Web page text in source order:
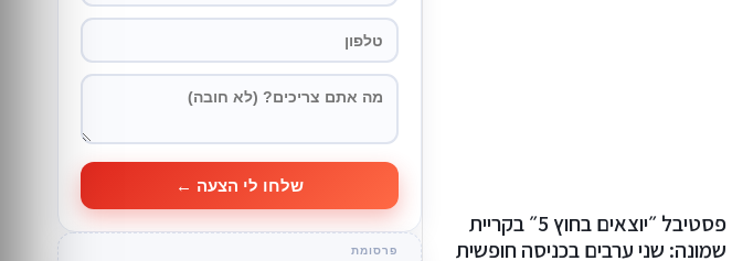
פסטיבל ״יוצאים בחוץ 5״ בקריית
שמונה: שני ערבים בכניסה חופשית
שלחו לי הצעה ←